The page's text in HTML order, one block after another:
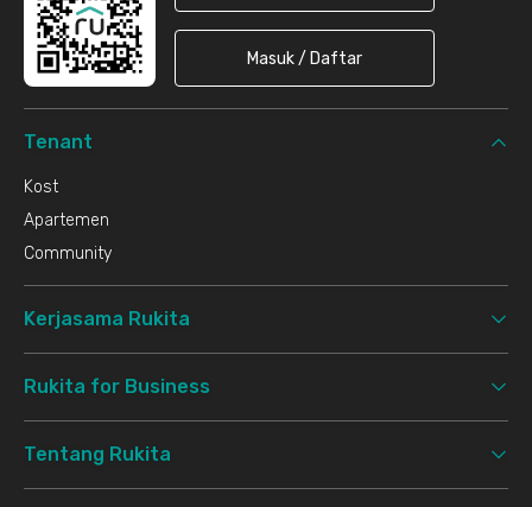
Masuk / Daftar
Tenant
Kost
Apartemen
Community
Kerjasama Rukita
Rukita for Business
Tentang Rukita